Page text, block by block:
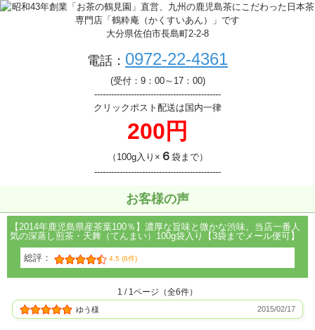
大分県佐伯市長島町2-2-8
電話： 0972-22-4361
(受付：9：00～17：00)
---------------------------------------------
クリックポスト配送は国内一律
200円
（100g入り× ６ 袋まで）
---------------------------------------------
お客様の声
【2014年鹿児島県産茶葉100％】濃厚な旨味と微かな渋味。当店一番人
気の深蒸し煎茶・天舞（てんまい）100g袋入り【3袋までメール便可】
総評： 4.5 (6件)
1 / 1ページ（全6件）
ゆう様 2015/02/17